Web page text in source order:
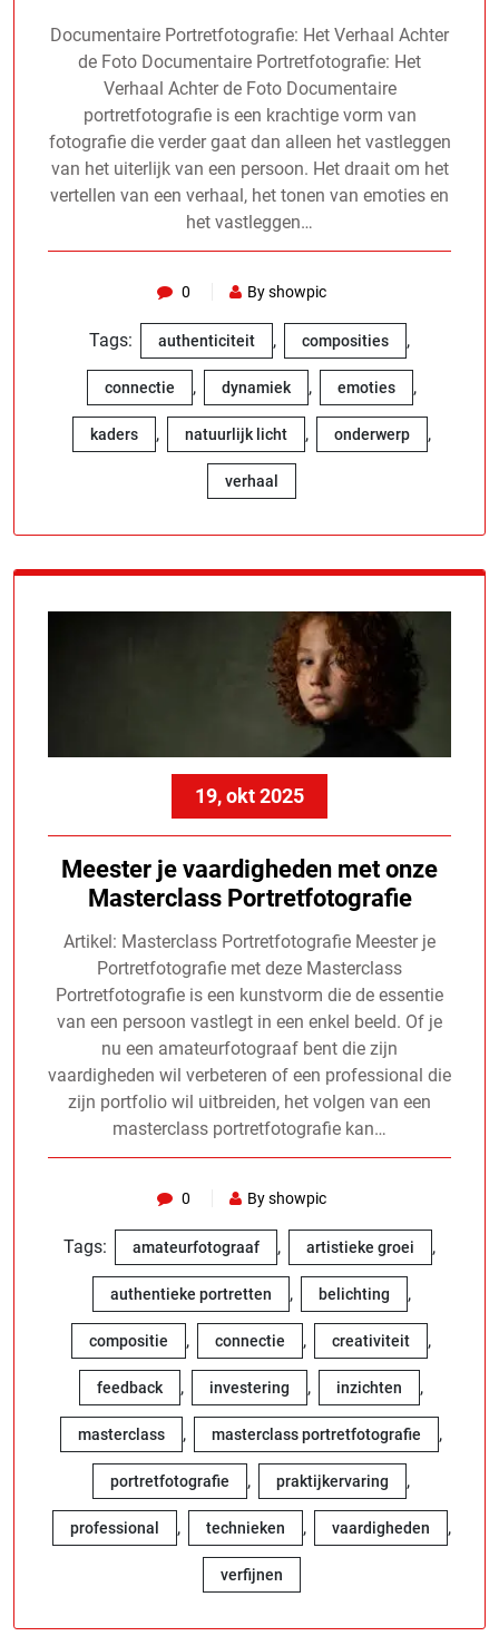
Documentaire Portretfotografie: Het Verhaal Achter
de Foto Documentaire Portretfotografie: Het
Verhaal Achter de Foto Documentaire
portretfotografie is een krachtige vorm van
fotografie die verder gaat dan alleen het vastleggen
van het uiterlijk van een persoon. Het draait om het
vertellen van een verhaal, het tonen van emoties en
het vastleggen…
0 By showpic
Tags: authenticiteit , composities ,
connectie , dynamiek , emoties ,
kaders , natuurlijk licht , onderwerp ,
verhaal
19, okt 2025
Meester je vaardigheden met onze
Masterclass Portretfotografie
Artikel: Masterclass Portretfotografie Meester je
Portretfotografie met deze Masterclass
Portretfotografie is een kunstvorm die de essentie
van een persoon vastlegt in een enkel beeld. Of je
nu een amateurfotograaf bent die zijn
vaardigheden wil verbeteren of een professional die
zijn portfolio wil uitbreiden, het volgen van een
masterclass portretfotografie kan…
0 By showpic
Tags: amateurfotograaf , artistieke groei ,
authentieke portretten , belichting ,
compositie , connectie , creativiteit ,
feedback , investering , inzichten ,
masterclass , masterclass portretfotografie ,
portretfotografie , praktijkervaring ,
professional , technieken , vaardigheden ,
verfijnen